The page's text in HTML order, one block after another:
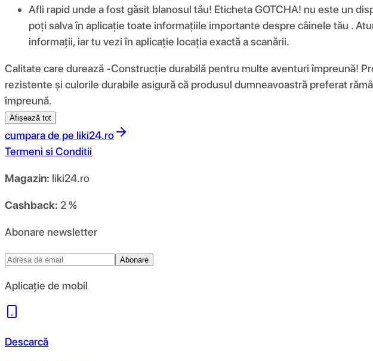
Afli rapid unde a fost găsit blanosul tău! Eticheta GOTCHA! nu este un
poți salva în aplicație toate informațiile importante despre câinele tău .
informații, iar tu vezi în aplicație locația exactă a scanării.
Calitate care durează -Construcție durabilă pentru multe aventuri împreună!
rezistente și culorile durabile asigură că produsul dumneavoastră preferat
împreună.
Afișează tot
cumpara de pe liki24.ro
Termeni si Conditii
Magazin: liki24.ro
Cashback: 2 %
Abonare newsletter
Abonare
Aplicație de mobil
Descarcă